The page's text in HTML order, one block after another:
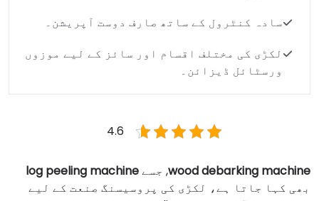
سادہ کنٹرول کے ساتھ صارف دوست آپریشن۔
لکڑی کی مختلف اقسام اور سائز کے لیے موزوں
ورسٹائل ڈیزائن۔
4.6
wood debarking machine, جسےlog peeling machine
بھی کہا جاتا ہے، لکڑی کی پروسیسنگ صنعت کے لیے